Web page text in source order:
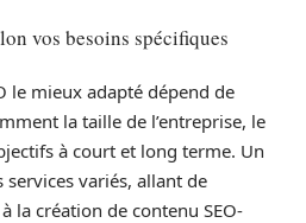
vos besoins spécifiques
le mieux adapté dépend de
la taille de l’entreprise, le
à court et long terme. Un
variés, allant de
la création de contenu SEO-